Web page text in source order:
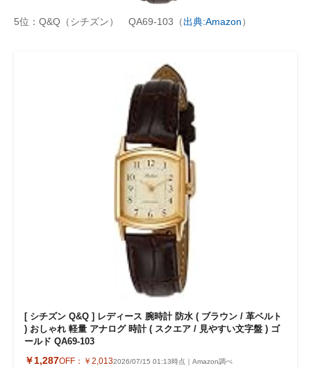
5位：Q&Q（シチズン） QA69-103（出典:Amazon）
[ シチズン Q&Q ] レディース 腕時計 防水 ( ブラウン / 革ベルト
) おしゃれ 軽量 アナログ 時計 ( スクエア / 見やすい文字盤 ) ゴ
ールド QA69-103
￥1,287OFF： ￥2,0132026/07/15 01:13時点｜Amazon調べ